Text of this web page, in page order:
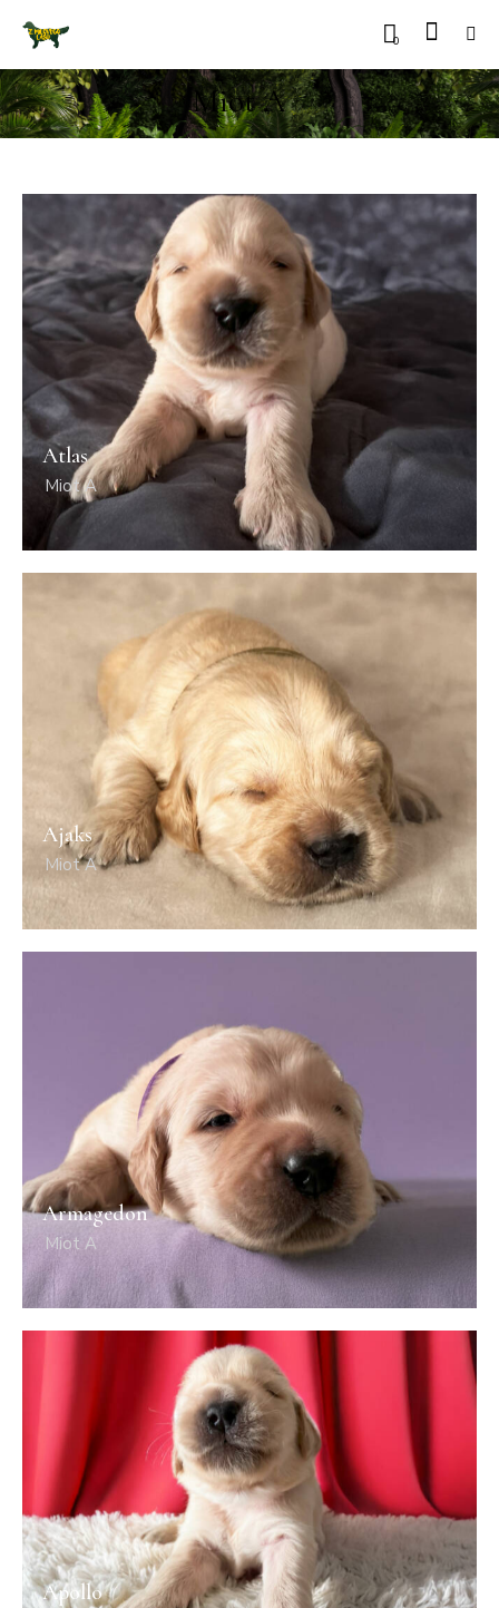
0
Miot A
Atlas
Miot A
Ajaks
Miot A
Armagedon
Miot A
Apollo